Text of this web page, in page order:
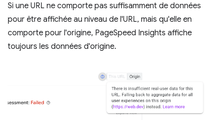
Si une URL ne comporte pas suffisamment de données
pour être affichée au niveau de l'URL, mais qu'elle en
comporte pour l'origine, PageSpeed Insights affiche
toujours les données d'origine.